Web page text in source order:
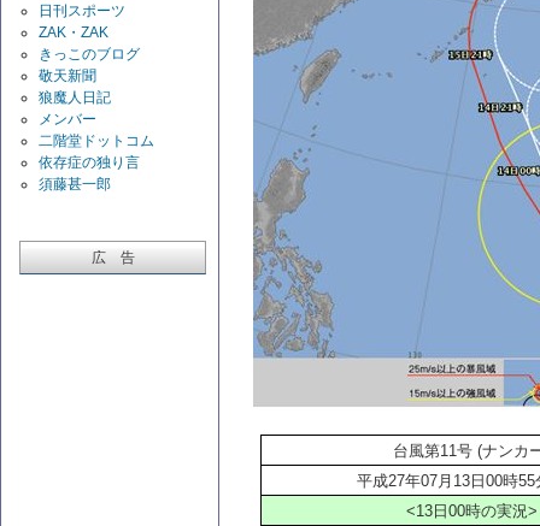
日刊スポーツ
ZAK・ZAK
きっこのブログ
敬天新聞
狼魔人日記
メンバー
二階堂ドットコム
依存症の独り言
須藤甚一郎
広 告
台風第11号 (ナンカ
平成27年07月13日00時55
<13日00時の実況>